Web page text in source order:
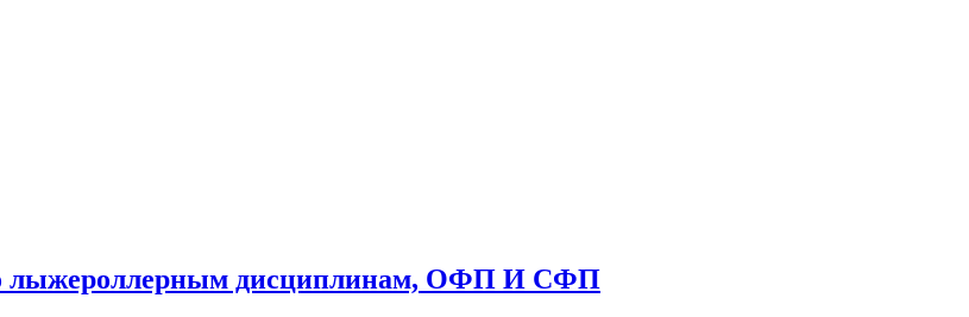
лыжероллерным дисциплинам, ОФП И СФП